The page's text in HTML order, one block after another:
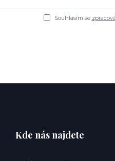
Souhlasím se
Kde nás najdete